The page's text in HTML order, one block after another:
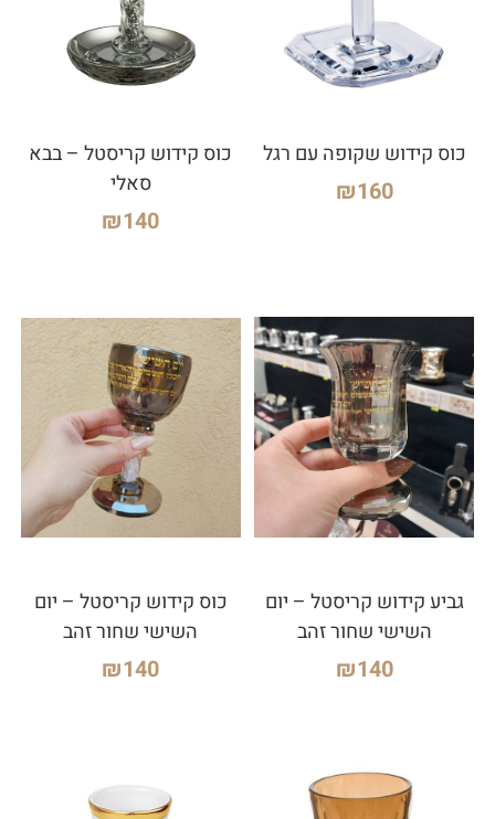
כוס קידוש שקופה עם רגל
₪160
כוס קידוש קריסטל – בבא
סאלי
₪140
גביע קידוש קריסטל – יום
השישי שחור זהב
₪140
כוס קידוש קריסטל – יום
השישי שחור זהב
₪140